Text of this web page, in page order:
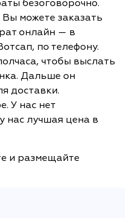
безоговорочно.
можете заказать
онлайн — в
по телефону.
чтобы выслать
Дальше он
доставки.
У нас нет
нас лучшая цена в
и размещайте